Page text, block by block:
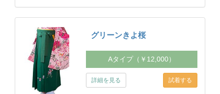
グリーンきよ桜
Aタイプ（￥12,000）
詳細を見る